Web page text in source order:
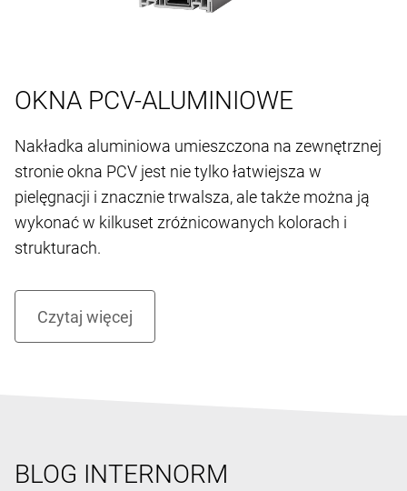
OKNA PCV-ALUMINIOWE
Nakładka aluminiowa umieszczona na zewnętrznej
stronie okna PCV jest nie tylko łatwiejsza w
pielęgnacji i znacznie trwalsza, ale także można ją
wykonać w kilkuset zróżnicowanych kolorach i
strukturach.
BLOG INTERNORM